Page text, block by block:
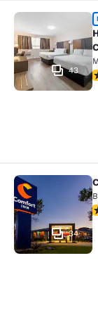
Hotel
43
Comfort
34